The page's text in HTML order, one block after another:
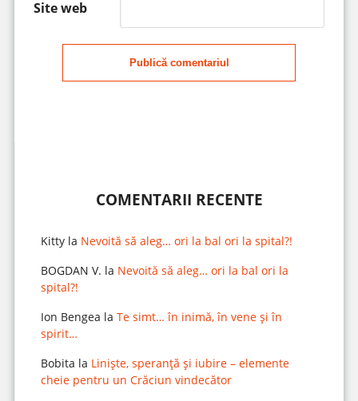
Site web
Publică comentariul
COMENTARII RECENTE
Kittyla Nevoită să aleg… ori la bal ori la spital?!
BOGDAN V. la Nevoită să aleg… ori la bal ori la
spital?!
Ion Bengea la Te simt… în inimă, în vene și în
spirit…
Bobita la Liniște, speranță și iubire – elemente
cheie pentru un Crăciun vindecător